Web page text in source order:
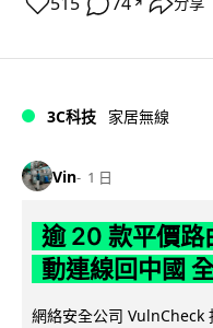
↗
3C科技 家居無線
Vin 1 日
逾 20 款平價路
動連線回中國
網絡安全公司 VulnCheck